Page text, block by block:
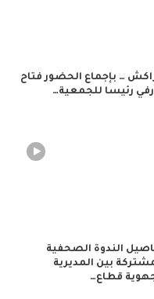
… بإجماع الحضور فتاح
رئيسا للجمعية…
الندوة الصحفية
بين المديرية
قطاع…